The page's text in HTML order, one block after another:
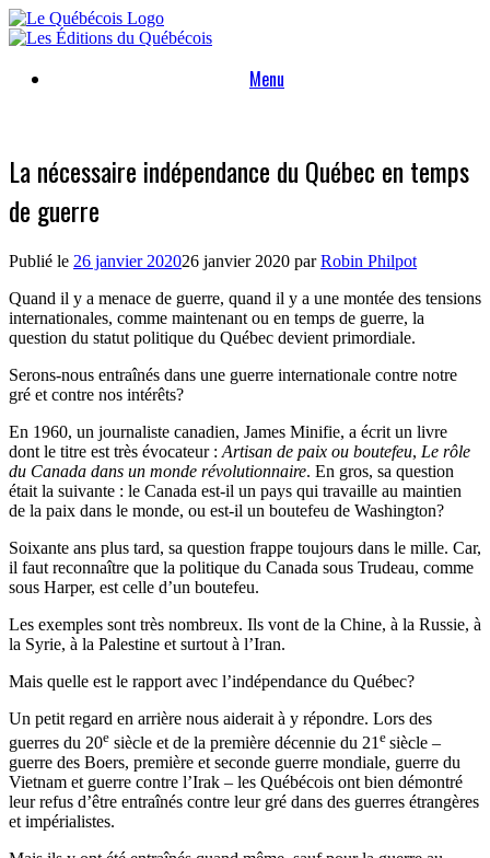
Skip
to
Menu
La nécessaire indépendance du Québec en temps
de guerre
Publié le 26 janvier 202026 janvier 2020 parRobin Philpot
Quand il y a menace de guerre, quand il y a une montée des tensions
internationales, comme maintenant ou en temps de guerre, la
question du statut politique du Québec devient primordiale.
Serons-nous entraînés dans une guerre internationale contre notre
gré et contre nos intérêts?
En 1960, un journaliste canadien, James Minifie, a écrit un livre
dont le titre est très évocateur : Artisan de paix ou boutefeu, Le rôle
du Canada dans un monde révolutionnaire. En gros, sa question
était la suivante : le Canada est-il un pays qui travaille au maintien
de la paix dans le monde, ou est-il un boutefeu de Washington?
Soixante ans plus tard, sa question frappe toujours dans le mille. Car,
il faut reconnaître que la politique du Canada sous Trudeau, comme
sous Harper, est celle d’un boutefeu.
Les exemples sont très nombreux. Ils vont de la Chine, à la Russie, à
la Syrie, à la Palestine et surtout à l’Iran.
Mais quelle est le rapport avec l’indépendance du Québec?
Un petit regard en arrière nous aiderait à y répondre. Lors des
guerres du 20e siècle et de la première décennie du 21 e siècle –
guerre des Boers, première et seconde guerre mondiale, guerre du
Vietnam et guerre contre l’Irak – les Québécois ont bien démontré
leur refus d’être entraînés contre leur gré dans des guerres étrangères
et impérialistes.